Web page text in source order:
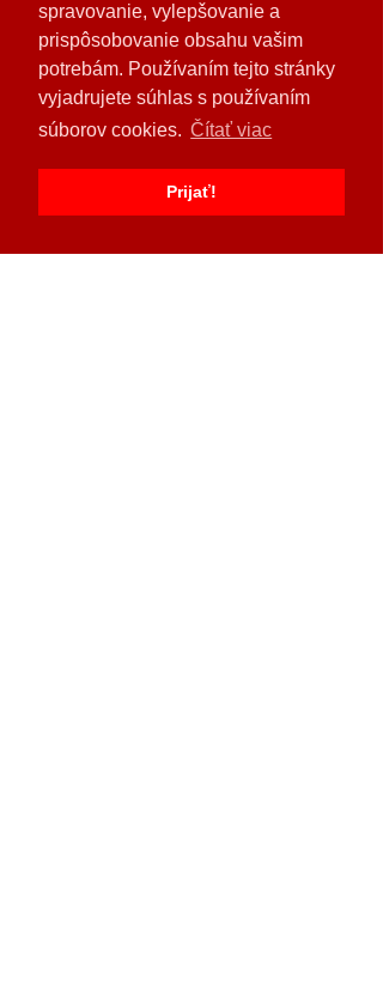
spravovanie, vylepšovanie a
prispôsobovanie obsahu vašim
potrebám. Používaním tejto stránky
vyjadrujete súhlas s používaním
súborov cookies. Čítať viac
Prijať!
Zdieľajte toto podujatie